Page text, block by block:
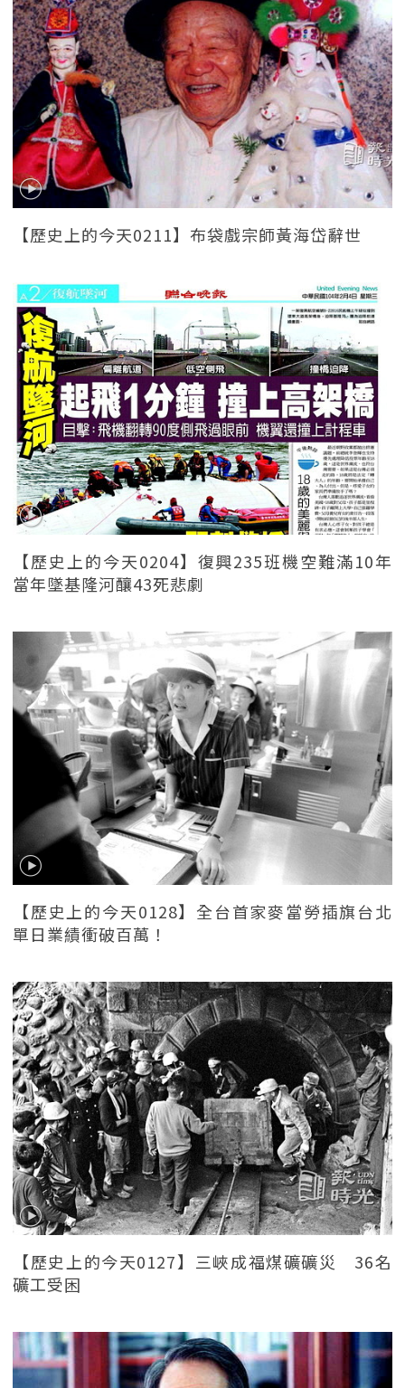
【歷史上的今天0211】布袋戲宗師黃海岱辭世
【歷史上的今天0204】復興235班機空難滿10年
當年墜基隆河釀43死悲劇
【歷史上的今天0128】全台首家麥當勞插旗台北
單日業績衝破百萬！
【歷史上的今天0127】三峽成福煤礦礦災 36名
礦工受困